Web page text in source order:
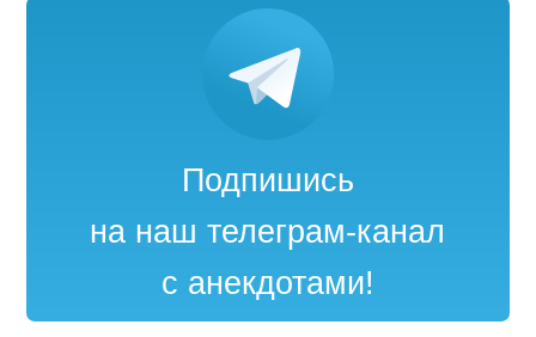
Подпишись
на наш телеграм-канал
с анекдотами!